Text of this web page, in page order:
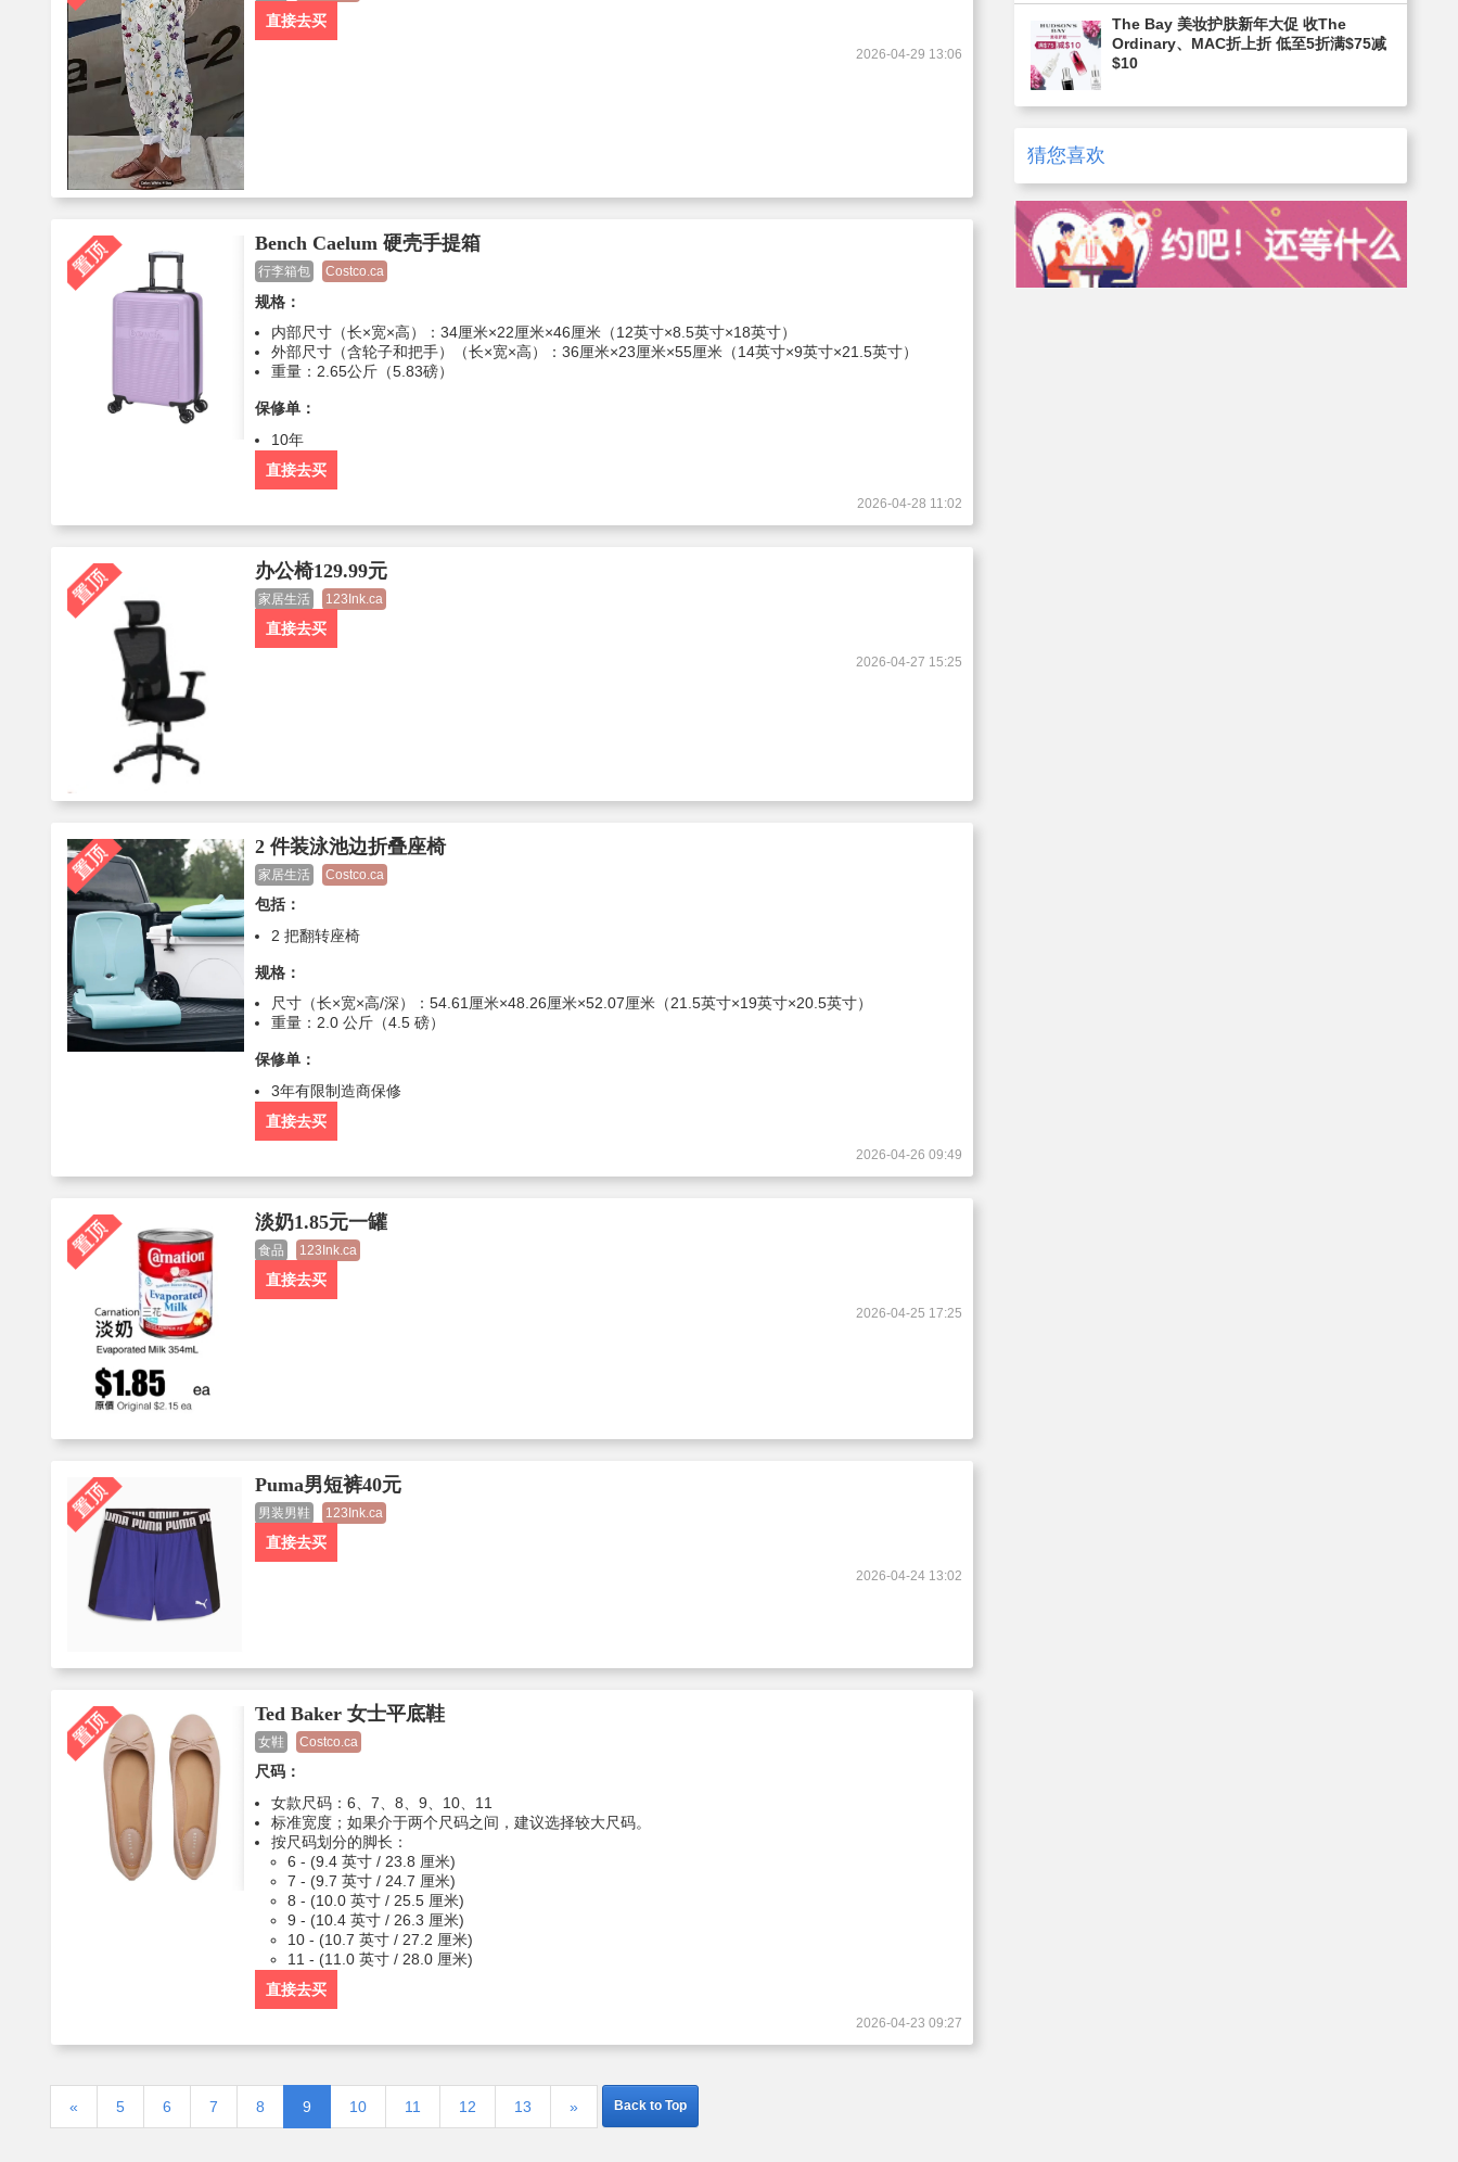
直接去买
2026-04-29 13:06
Bench Caelum 硬壳手提箱
行李箱包 Costco.ca
规格：
内部尺寸（长×宽×高）：34厘米×22厘米×46厘米（12英寸×8.5英寸×18英寸）
外部尺寸（含轮子和把手）（长×宽×高）：36厘米×23厘米×55厘米（14英寸×9英寸×21.5英寸）
重量：2.65公斤（5.83磅）
保修单：
10年
直接去买
2026-04-28 11:02
办公椅129.99元
家居生活 123Ink.ca
直接去买
2026-04-27 15:25
2 件装泳池边折叠座椅
家居生活 Costco.ca
包括：
2 把翻转座椅
规格：
尺寸（长×宽×高/深）：54.61厘米×48.26厘米×52.07厘米（21.5英寸×19英寸×20.5英寸）
重量：2.0 公斤（4.5 磅）
保修单：
3年有限制造商保修
直接去买
2026-04-26 09:49
淡奶1.85元一罐
食品 123Ink.ca
直接去买
2026-04-25 17:25
Puma男短裤40元
男装男鞋 123Ink.ca
直接去买
2026-04-24 13:02
Ted Baker 女士平底鞋
女鞋 Costco.ca
尺码：
女款尺码：6、7、8、9、10、11
标准宽度；如果介于两个尺码之间，建议选择较大尺码。
按尺码划分的脚长：
6 - (9.4 英寸 / 23.8 厘米)
7 - (9.7 英寸 / 24.7 厘米)
8 - (10.0 英寸 / 25.5 厘米)
9 - (10.4 英寸 / 26.3 厘米)
10 - (10.7 英寸 / 27.2 厘米)
11 - (11.0 英寸 / 28.0 厘米)
直接去买
2026-04-23 09:27
« 5 6 7 8 9 10 11 12 13 » Back to Top
The Bay 美妆护肤新年大促 收The
Ordinary、MAC折上折 低至5折满$75减
$10
猜您喜欢